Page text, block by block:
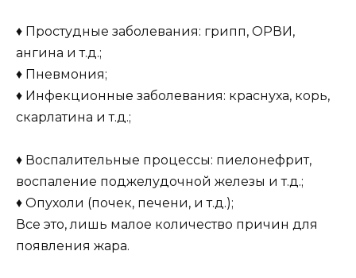
♦ Простудные заболевания: грипп, ОРВИ,
ангина и т.д.;
♦ Пневмония;
♦ Инфекционные заболевания: краснуха, корь,
скарлатина и т.д.;
♦ Воспалительные процессы: пиелонефрит,
воспаление поджелудочной железы и т.д.;
♦ Опухоли (почек, печени, и т.д.);
Все это, лишь малое количество причин для
появления жара.